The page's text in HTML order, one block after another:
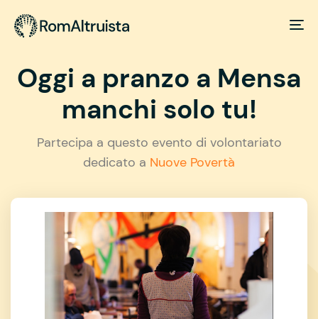
Oggi a pranzo a Mensa
manchi solo tu!
Partecipa a questo evento di volontariato
dedicato a Nuove Povertà